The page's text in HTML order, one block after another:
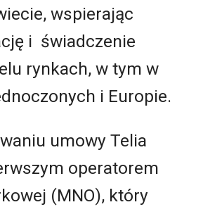
wspierając
i świadczenie
rynkach, w tym w
i Europie.
umowy Telia
operatorem
(MNO), który